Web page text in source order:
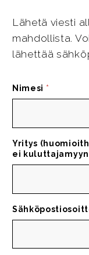
Lähetä viesti
mahdollista.
lähettää
Nimesi *
Yritys
ei